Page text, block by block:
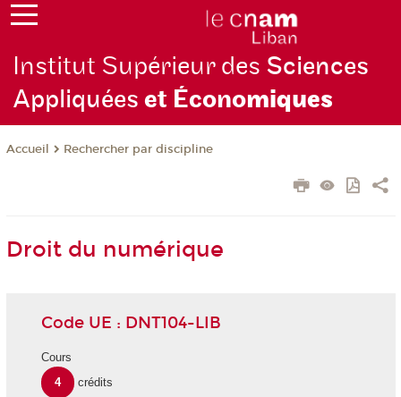
Institut Supérieur des Sciences
Appliquéeset Économiques
Accueil Rechercher par discipline
Droit du numérique
Code UE : DNT104-LIB
Cours
4
crédits